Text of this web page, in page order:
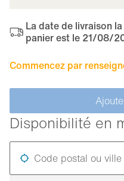
La date de livraison
panier est le 21/08/
Commencez par
Disponibilité en
Code postal ou ville